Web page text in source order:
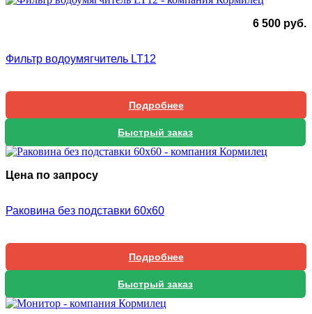
6 500 руб.
Фильтр водоумягчитель LT12
Подробнее
Быстрый заказ
Цена по запросу
Раковина без подставки 60х60
Подробнее
Быстрый заказ